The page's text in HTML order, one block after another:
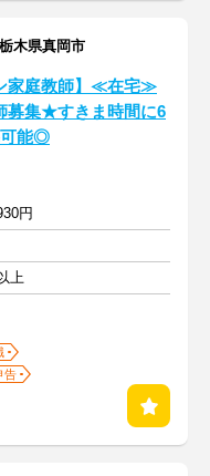
木県真岡市
家庭教師】≪在宅≫
募集★すきま時間に6
可能◎
円
上
告